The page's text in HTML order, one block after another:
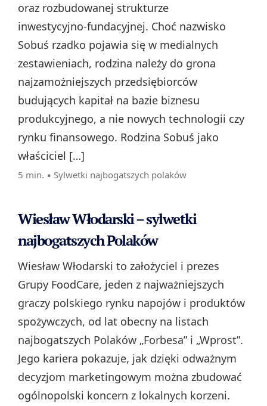
oraz rozbudowanej strukturze
inwestycyjno‑fundacyjnej. Choć nazwisko
Sobuś rzadko pojawia się w medialnych
zestawieniach, rodzina należy do grona
najzamożniejszych przedsiębiorców
budujących kapitał na bazie biznesu
produkcyjnego, a nie nowych technologii czy
rynku finansowego. Rodzina Sobuś jako
właściciel […]
5 min. ▪ Sylwetki najbogatszych polaków
Wiesław Włodarski – sylwetki
najbogatszych Polaków
Wiesław Włodarski to założyciel i prezes
Grupy FoodCare, jeden z najważniejszych
graczy polskiego rynku napojów i produktów
spożywczych, od lat obecny na listach
najbogatszych Polaków „Forbesa” i „Wprost”.
Jego kariera pokazuje, jak dzięki odważnym
decyzjom marketingowym można zbudować
ogólnopolski koncern z lokalnych korzeni.